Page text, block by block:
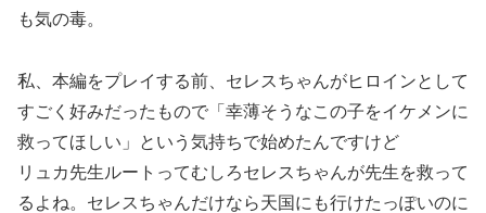
も気の毒。
私、本編をプレイする前、セレスちゃんがヒロインとして
すごく好みだったもので「幸薄そうなこの子をイケメンに
救ってほしい」という気持ちで始めたんですけど
リュカ先生ルートってむしろセレスちゃんが先生を救って
るよね。セレスちゃんだけなら天国にも行けたっぽいのに